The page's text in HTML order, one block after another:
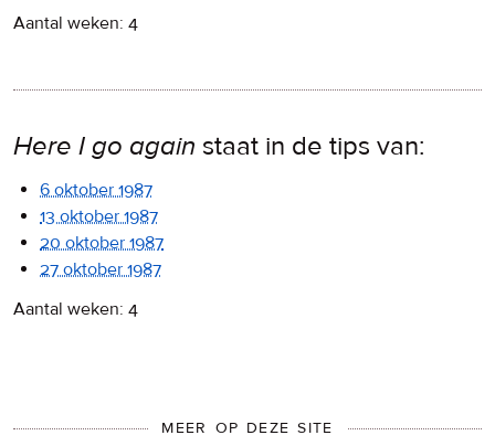
Aantal weken: 4
Here I go again staat in de tips van:
6 oktober 1987
13 oktober 1987
20 oktober 1987
27 oktober 1987
Aantal weken: 4
MEER OP DEZE SITE